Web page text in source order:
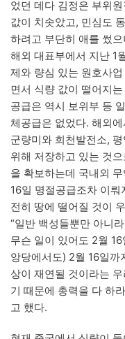
었던 데다 김정은 부위
값이 치솟았고, 민심도
하려고 부단히 애를 썼
해외 대표부에서 지난 1
제와 량심 있는 원호사
면서 식량 값이 떨어지
공급은 역시 보위부 등
체공급은 없었다. 해외
군량미와 희천발전소,
위해 저장하고 있는 것
을 확보하는데 국내외
16일 명절공급조차 이
전히 땅에 떨어질 것이
“일반 백성들뿐만 아니
무슨 일이 있어도 2월
앙당에서도) 2월 16일까
상이 재연될 것이라는
기 때문에 총력을 다 하
고 했다.